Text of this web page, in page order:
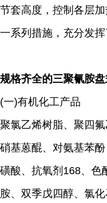
节套高度，控制各层
一系列措施，充分发
规格齐全的三聚氰胺
(一)有机化工产品
聚氯乙烯树脂、聚四
硝基蒽醌、对氨基苯
磺酸、抗氧剂168、色
胺、双季戊四醇、氯